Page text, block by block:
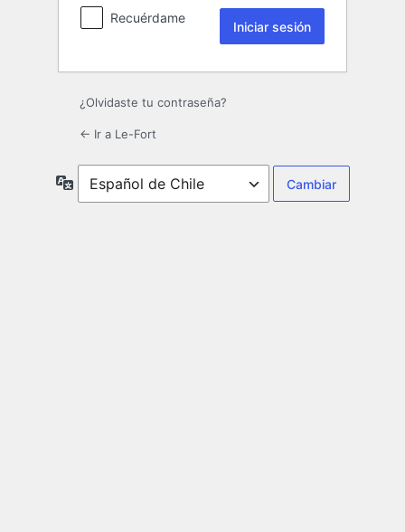
Recuérdame
¿Olvidaste tu contraseña?
← Ir a Le-Fort
Idioma